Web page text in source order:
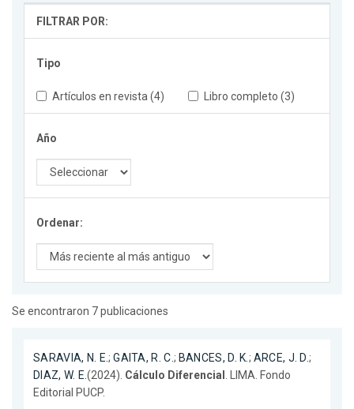
FILTRAR POR:
Tipo
Artículos en revista (4) Libro completo (3)
Año
Ordenar:
Se encontraron 7 publicaciones
SARAVIA, N. E.;GAITA, R. C.; BANCES, D. K.; ARCE, J. D.;
DIAZ, W. E.(2024). Cálculo Diferencial . LIMA. Fondo
Editorial PUCP.